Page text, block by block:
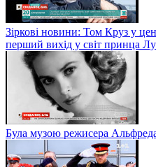
Зіркові новини: Том Круз у
перший вихід у світ принца
Була музою режисера Альфреда